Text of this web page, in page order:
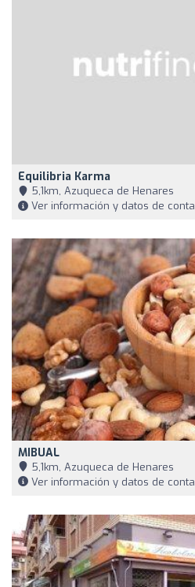
Equilibria Karma
5,1km, Azuqueca de Henares
Ver información y datos de
MIBUAL
5,1km, Azuqueca de Henares
Ver información y datos de